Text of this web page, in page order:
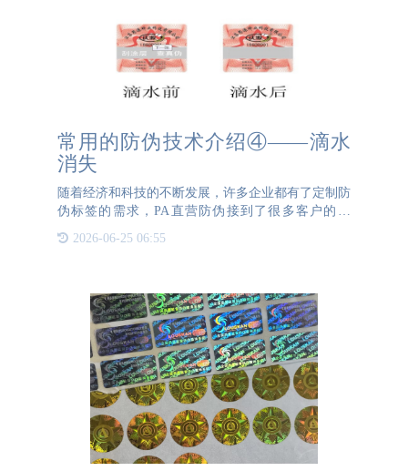
常用的防伪技术介绍④——滴水
消失
随着经济和科技的不断发展，许多企业都有了定制防
伪标签的需求，PA直营防伪接到了很多客户的委
术之一：滴水消失。一、滴水消失防伪是什么是国内
2026-06-25 06:55